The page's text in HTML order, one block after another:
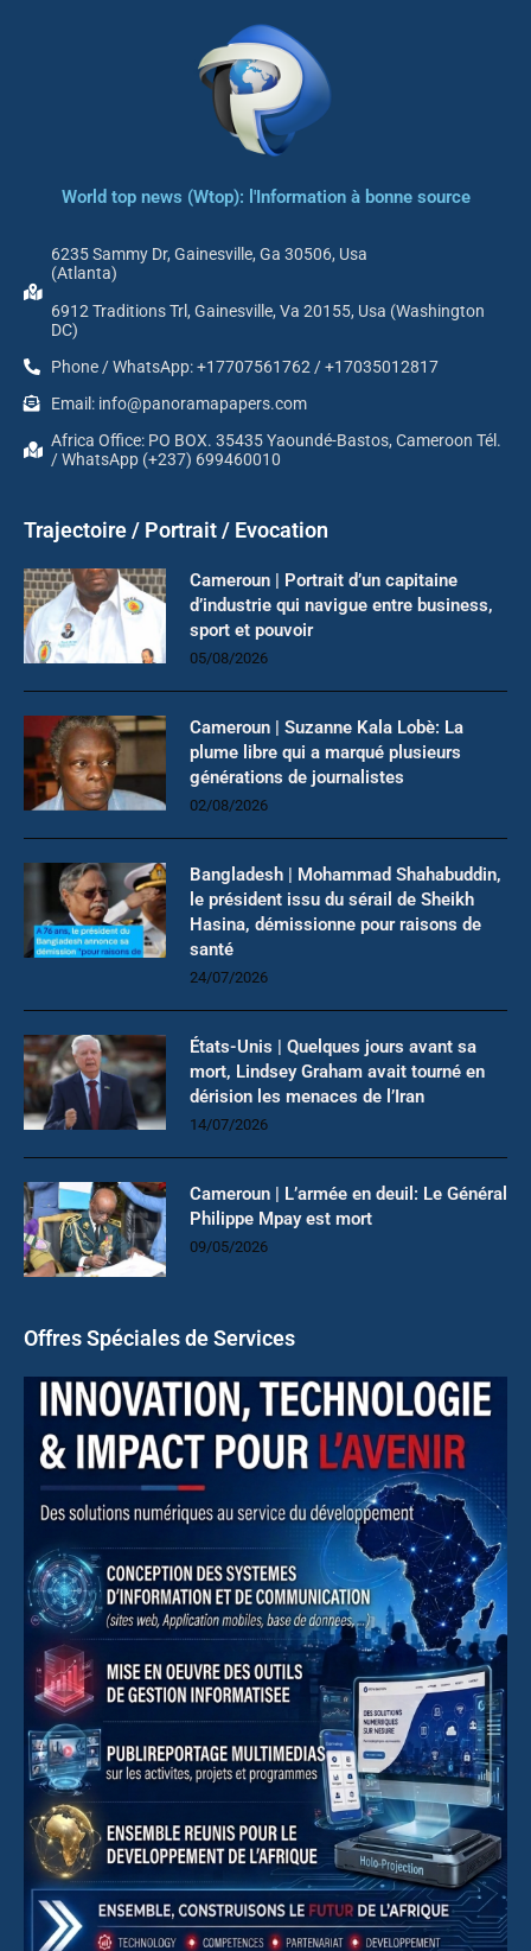
World top news (Wtop): l'Information à bonne source
6235 Sammy Dr, Gainesville, Ga 30506, Usa
(Atlanta)
6912 Traditions Trl, Gainesville, Va 20155, Usa (Washington
DC)
Phone / WhatsApp: +17707561762 / +17035012817
Email: info@panoramapapers.com
Africa Office: PO BOX. 35435 Yaoundé-Bastos, Cameroon Tél.
/ WhatsApp (+237) 699460010
Trajectoire / Portrait / Evocation
Cameroun | Portrait d’un capitaine
d’industrie qui navigue entre business,
sport et pouvoir
05/08/2026
Cameroun | Suzanne Kala Lobè: La
plume libre qui a marqué plusieurs
générations de journalistes
02/08/2026
Bangladesh | Mohammad Shahabuddin,
le président issu du sérail de Sheikh
Hasina, démissionne pour raisons de
santé
24/07/2026
États-Unis | Quelques jours avant sa
mort, Lindsey Graham avait tourné en
dérision les menaces de l’Iran
14/07/2026
Cameroun | L’armée en deuil: Le Général
Philippe Mpay est mort
09/05/2026
Offres Spéciales de Services